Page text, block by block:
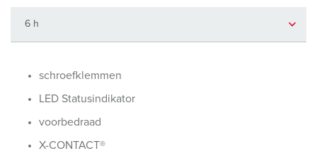
schroefklemmen
LED Statusindikator
voorbedraad
X-CONTACT®